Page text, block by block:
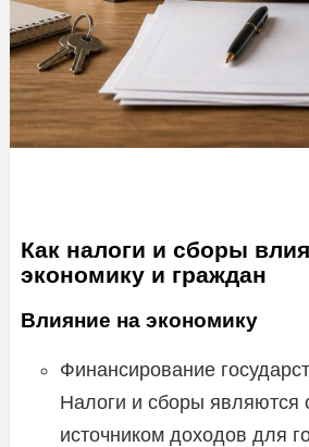
Как налоги и сборы
экономику и граждан
Влияние на экономику
Финансирование
Налоги и сборы являются
источником доходов для